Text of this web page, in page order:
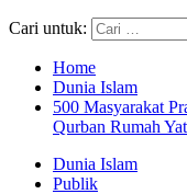
Cari untuk:
Home
Dunia Islam
500 Masyarakat
Qurban Rumah
Dunia Islam
Publik